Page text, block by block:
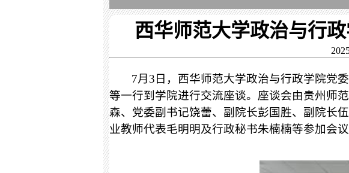
西华师范大学政治与行
7月 3 日，西华师范大学政治与行政学院党
等一行到学院进行交流座谈。座谈会由贵州师
森、党委副书记饶蕾、副院长彭国胜、副院长
业教师代表毛明明及行政秘书朱楠楠等参加会议